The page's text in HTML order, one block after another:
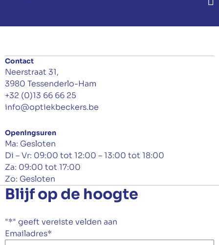
Contact
Neerstraat 31,
3980 Tessenderlo-Ham
+32 (0)13 66 66 25
info@optiekbeckers.be
Openingsuren
Ma: Gesloten
Di – Vr: 09:00 tot 12:00 – 13:00 tot 18:00
Za: 09:00 tot 17:00
Zo: Gesloten
Blijf op de hoogte
"*" geeft vereiste velden aan
Emailadres*